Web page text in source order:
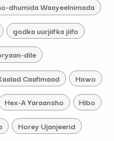
dhumida Waayeelnimada
godka uurjiifka jiifo
dile
Caafimaad Hawo
Hex-A Yaraansho Hibo
Horey Ujanjeerid